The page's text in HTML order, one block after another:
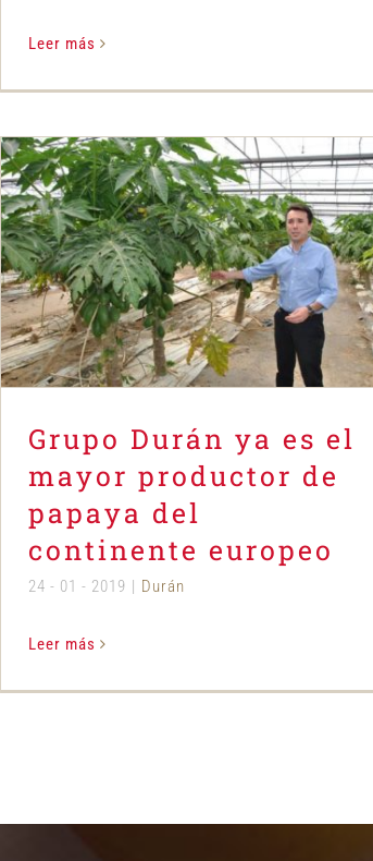
Leer más
Grupo Durán ya es el mayor
productor de papaya del
continente europeo
Durán
Grupo Durán ya es el
mayor productor de
papaya del
continente europeo
24 - 01 - 2019 | Durán
Leer más